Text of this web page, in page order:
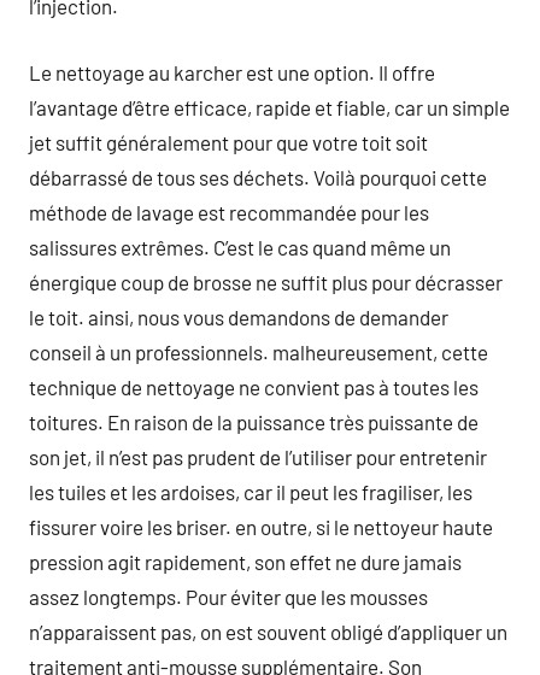
l’injection.
Le nettoyage au karcher est une option. Il offre
l’avantage d’être efficace, rapide et fiable, car un simple
jet suffit généralement pour que votre toit soit
débarrassé de tous ses déchets. Voilà pourquoi cette
méthode de lavage est recommandée pour les
salissures extrêmes. C’est le cas quand même un
énergique coup de brosse ne suffit plus pour décrasser
le toit. ainsi, nous vous demandons de demander
conseil à un professionnels. malheureusement, cette
technique de nettoyage ne convient pas à toutes les
toitures. En raison de la puissance très puissante de
son jet, il n’est pas prudent de l’utiliser pour entretenir
les tuiles et les ardoises, car il peut les fragiliser, les
fissurer voire les briser. en outre, si le nettoyeur haute
pression agit rapidement, son effet ne dure jamais
assez longtemps. Pour éviter que les mousses
n’apparaissent pas, on est souvent obligé d’appliquer un
traitement anti-mousse supplémentaire. Son